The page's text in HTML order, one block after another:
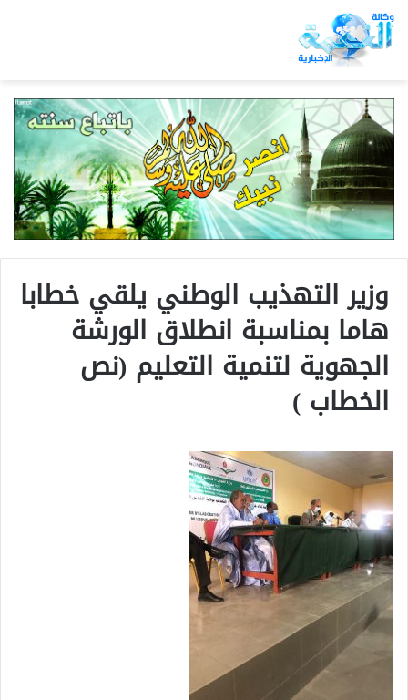
وزير التهذيب الوطني يلقي خطابا
هاما بمناسبة انطلاق الورشة
الجهوية لتنمية التعليم (نص
الخطاب )